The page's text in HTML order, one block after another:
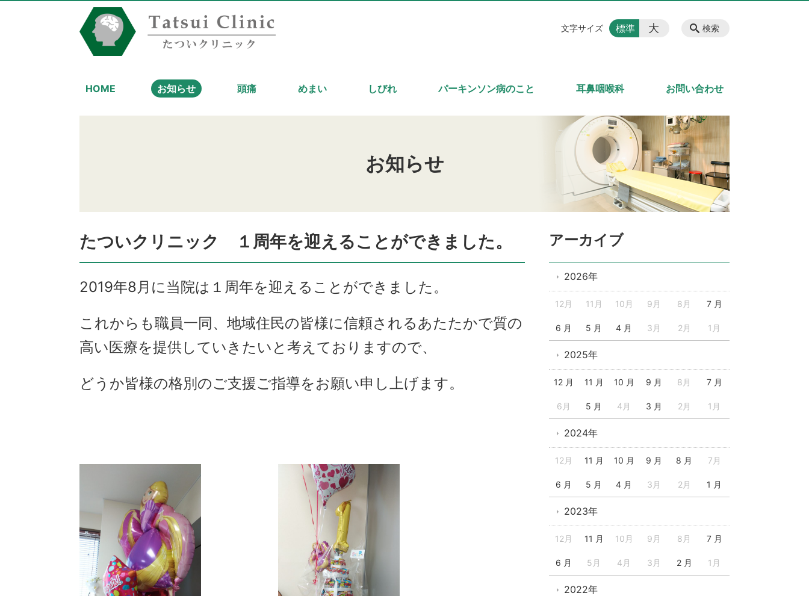
HOME お知らせ 頭痛 めまい しびれ パーキンソン病のこと 耳鼻咽喉科 お問い合わせ
検索
文字サイズ 標準 大
お知らせ
たついクリニック １周年を迎えることができました。
2019年8月に当院は１周年を迎えることができました。
これからも職員一同、地域住民の皆様に信頼されるあたたかで質の
高い医療を提供していきたいと考えておりますので、
どうか皆様の格別のご支援ご指導をお願い申し上げます。
アーカイブ
2026年
12月 11月 10月 9月 8月 7 月
6 月 5 月 4 月 3月 2月 1月
2025年
12 月 11 月 10 月 9 月 8月 7 月
6月 5 月 4月 3 月 2月 1月
2024年
12月 11 月 10 月 9 月 8 月 7月
6 月 5 月 4 月 3月 2月 1 月
2023年
12月 11 月 10月 9月 8月 7 月
6 月 5月 4月 3月 2 月 1月
2022年